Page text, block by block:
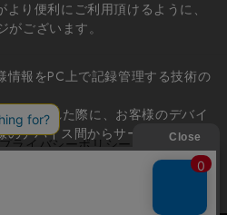
プライバシーポリシー
り便利にご利用頂けるように、
ございます。
情報をPC上で記録管理する技術の
訪問された際に、お客様のデバイ
デバイス間からサーバーへ送り
る情報のみで、お客様個人を特定